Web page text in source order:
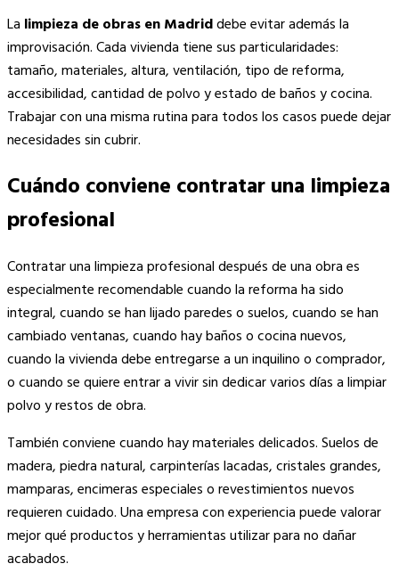
La limpieza de obras en Madriddebe evitar además la
improvisación. Cada vivienda tiene sus particularidades:
tamaño, materiales, altura, ventilación, tipo de reforma,
accesibilidad, cantidad de polvo y estado de baños y cocina.
Trabajar con una misma rutina para todos los casos puede dejar
necesidades sin cubrir.
Cuándo conviene contratar una limpieza
profesional
Contratar una limpieza profesional después de una obra es
especialmente recomendable cuando la reforma ha sido
integral, cuando se han lijado paredes o suelos, cuando se han
cambiado ventanas, cuando hay baños o cocina nuevos,
cuando la vivienda debe entregarse a un inquilino o comprador,
o cuando se quiere entrar a vivir sin dedicar varios días a limpiar
polvo y restos de obra.
También conviene cuando hay materiales delicados. Suelos de
madera, piedra natural, carpinterías lacadas, cristales grandes,
mamparas, encimeras especiales o revestimientos nuevos
requieren cuidado. Una empresa con experiencia puede valorar
mejor qué productos y herramientas utilizar para no dañar
acabados.